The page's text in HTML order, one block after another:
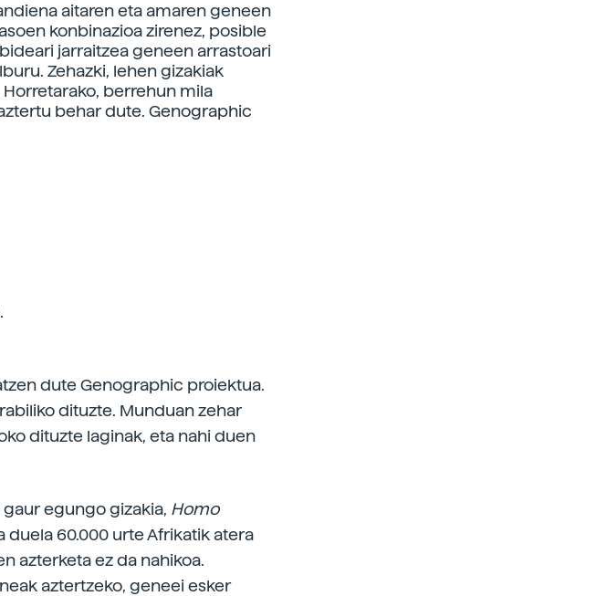
aitaren eta amaren geneen
konbinazioa zirenez, posible
jarraitzea geneen arrastoari
Zehazki, lehen gizakiak
berrehun mila
behar dute. Genographic
dute Genographic proiektua.
dituzte. Munduan zehar
dituzte laginak, eta nahi duen
egungo gizakia, Homo
duela 60.000 urte Afrikatik atera
azterketa ez da nahikoa.
aztertzeko, geneei esker